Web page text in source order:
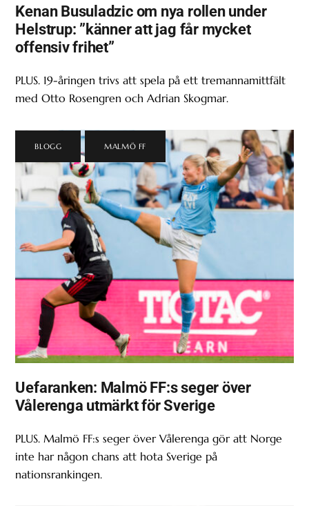
Kenan Busuladzic om nya rollen under
Helstrup: ”känner att jag får mycket
offensiv frihet”
PLUS. 19-åringen trivs att spela på ett tremannamittfält
med Otto Rosengren och Adrian Skogmar.
BLOGG MALMÖ FF
Uefaranken: Malmö FF:s seger över
Vålerenga utmärkt för Sverige
PLUS. Malmö FF:s seger över Vålerenga gör att Norge
inte har någon chans att hota Sverige på
nationsrankingen.